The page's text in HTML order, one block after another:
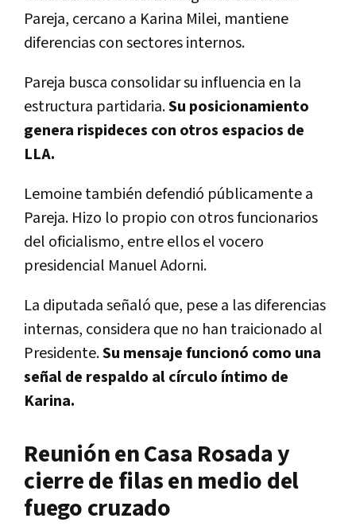
Pareja, cercano a Karina Milei, mantiene
diferencias con sectores internos.
Pareja busca consolidar su influencia en la
estructura partidaria.Su posicionamiento
genera rispideces con otros espacios de
LLA.
Lemoine también defendió públicamente a
Pareja. Hizo lo propio con otros funcionarios
del oficialismo, entre ellos el vocero
presidencial Manuel Adorni.
La diputada señaló que, pese a las diferencias
internas, considera que no han traicionado al
Presidente.Su mensaje funcionó como una
señal de respaldo al círculo íntimo de
Karina.
Reunión en Casa Rosada y
cierre de filas en medio del
fuego cruzado